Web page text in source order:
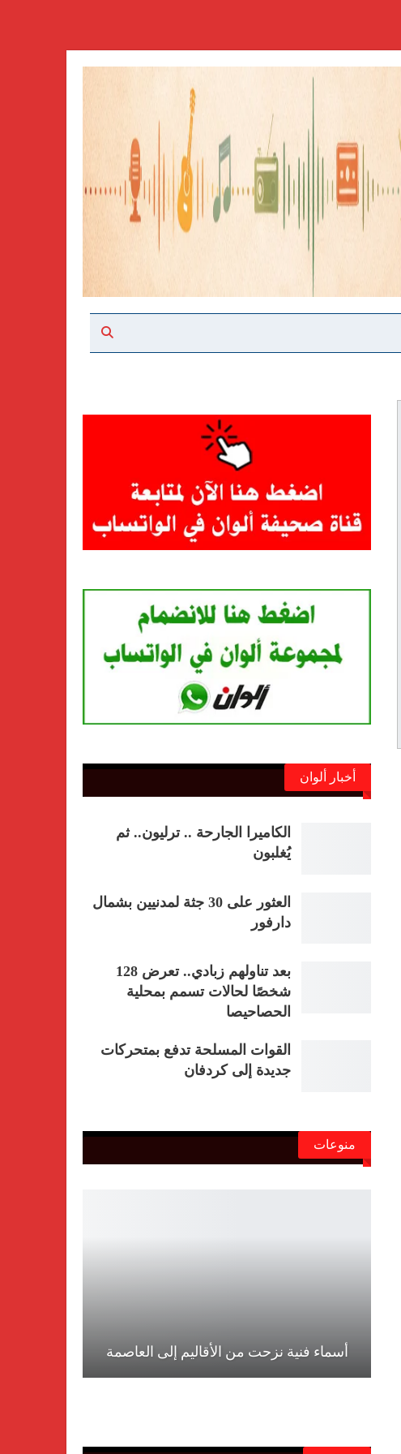
أخبار ألوان
الكاميرا الجارحة .. ترليون.. ثم
يُغلبون
العثور على 30 جثة لمدنيين بشمال
دارفور
بعد تناولهم زبادي.. تعرض 128
شخصًا لحالات تسمم بمحلية
الحصاحيصا
القوات المسلحة تدفع بمتحركات
جديدة إلى كردفان
منوعات
أسماء فنية نزحت من الأقاليم إلى العاصمة